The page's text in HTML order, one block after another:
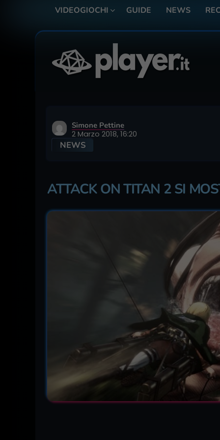
VIDEOGIOCHI GUIDE NEWS
Simone Pettine
2 Marzo 2018, 16:20
NEWS
ATTACK ON TITAN 2 SI